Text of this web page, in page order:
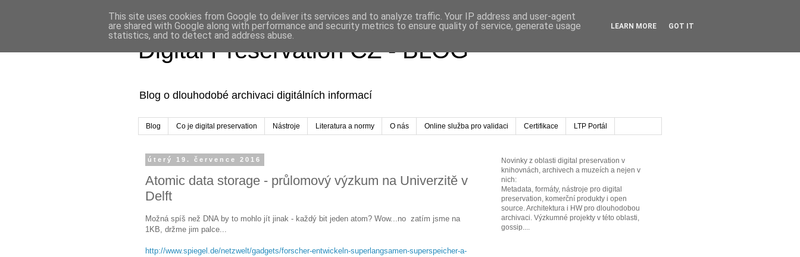
Digital Preservation CZ - BLOG
Blog o dlouhodobé archivaci digitálních informací
Blog Co je digital preservation Nástroje Literatura a normy O nás Online služba pro validaci Certifikace LTP Portál
úterý 19. července 2016
Atomic data storage - průlomový výzkum na Univerzitě v
Delft
Možná spíš než DNA by to mohlo jít jinak - každý bit jeden atom? Wow...no zatím jsme na
1KB, držme jim palce...
http://www.spiegel.de/netzwelt/gadgets/forscher-entwickeln-superlangsamen-superspeicher-a-
Novinky z oblasti digital preservation v
knihovnách, archivech a muzeích a nejen v
nich:
Metadata, formáty, nástroje pro digital
preservation, komerční produkty i open
source. Architektura i HW pro dlouhodobou
archivaci. Výzkumné projekty v této oblasti,
gossip....
This site uses cookies from Google to deliver its services and to analyze traffic. Your IP address and user-agent
are shared with Google along with performance and security metrics to ensure quality of service, generate usage
statistics, and to detect and address abuse.
LEARN MORE GOT IT